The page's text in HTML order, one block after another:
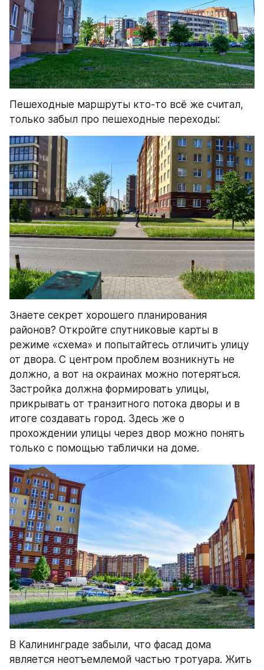
Пешеходные маршруты кто-то всё же считал,
только забыл про пешеходные переходы:
Знаете секрет хорошего планирования
районов? Откройте спутниковые карты в
режиме «схема» и попытайтесь отличить улицу
от двора. С центром проблем возникнуть не
должно, а вот на окраинах можно потеряться.
Застройка должна формировать улицы,
прикрывать от транзитного потока дворы и в
итоге создавать город. Здесь же о
прохождении улицы через двор можно понять
только с помощью таблички на доме.
В Калининграде забыли, что фасад дома
является неотъемлемой частью тротуара. Жить